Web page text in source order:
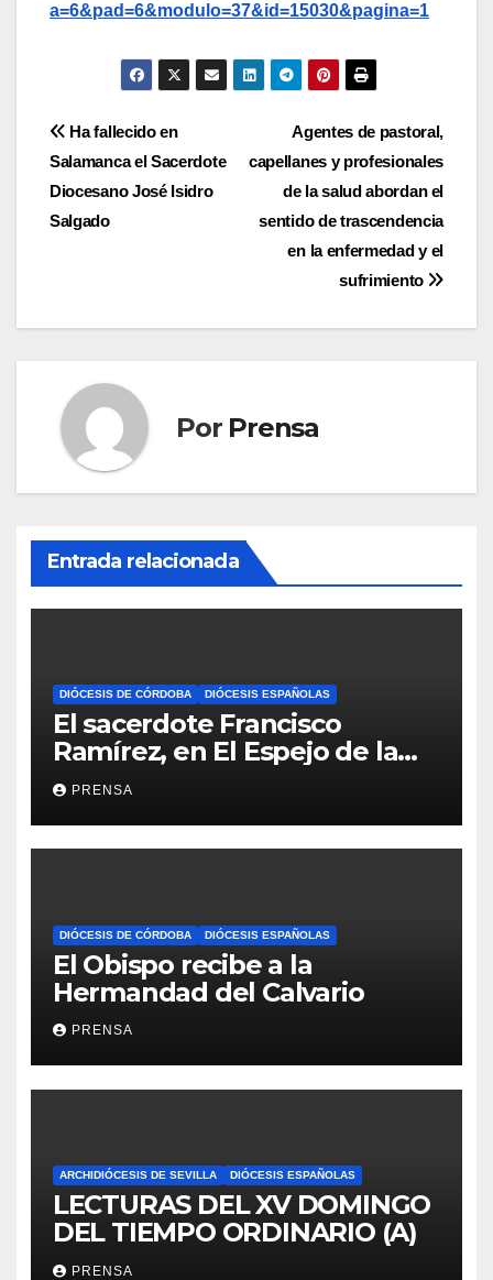
a=6&pad=6&modulo=37&id=15030&pagina=1
Navegación
de
entradas
Agentes de pastoral,
capellanes y profesionales
de la salud abordan el
sentido de trascendencia
en la enfermedad y el
sufrimiento
Ha fallecido en
Salamanca el Sacerdote
Diocesano José Isidro
Salgado
Por Prensa
Entrada relacionada
DIÓCESIS DE CÓRDOBA DIÓCESIS ESPAÑOLAS
El sacerdote Francisco
Ramírez, en El Espejo de la
Iglesia
PRENSA
DIÓCESIS DE CÓRDOBA DIÓCESIS ESPAÑOLAS
El Obispo recibe a la
Hermandad del Calvario
PRENSA
ARCHIDIÓCESIS DE SEVILLA DIÓCESIS ESPAÑOLAS
LECTURAS DEL XV DOMINGO
DEL TIEMPO ORDINARIO (A)
PRENSA